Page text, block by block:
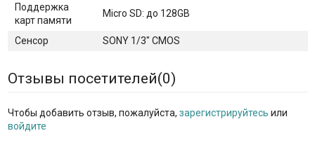
Поддержка
карт памяти
Micro SD: до 128GB
Сенсор SONY 1/3" CMOS
Отзывы посетителей(0)
Чтобы добавить отзыв, пожалуйста, зарегистрируйтесь или
войдите